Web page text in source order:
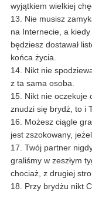
wyjątkiem wielkiej
13. Nie musisz
na Internecie, a
będziesz dostawał
końca życia.
14. Nikt nie
z ta sama osoba.
15. Nikt nie oczekuje
znudzi się brydż, to i
16. Możesz ciągle
jest zszokowany,
17. Twój partner
graliśmy w zeszłym
chociaż, z drugiej
18. Przy brydżu nikt